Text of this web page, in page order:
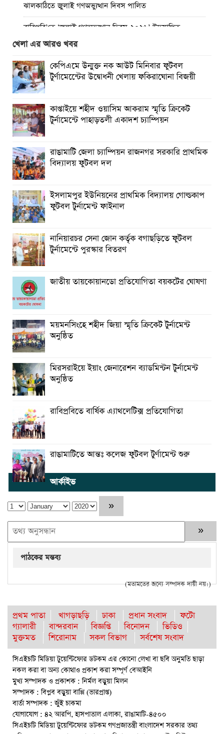
ঝালকাঠিতে জুলাই গণঅভ্যুত্থান দিবস পালিত
রাবিপ্রবি’তে ‘জুলাই গণঅভ্যুত্থান দিবস-২০২৬’ উদযাপিত
প্রত্যেক অপরাধীর বিচার এ দেশেই হবে, সে যত শক্তিশালীই হোক
না কেন”-চট্টগ্রামে জুলাই গণঅভ্যুত্থান দিবসে ব্যারিস্টার মীর হেলাল
গণঅভ্যুত্থানের অর্জন আজ রাজনৈতিক মাফিয়া ও দুর্বৃত্তায়নের
খপ্পরে : আবু হাসান টিপু
রাঙামাটিতে “ফিরে দেখা রক্তঝরা জুলাই-আগস্ট প্রত্যাশা আর প্রাপ্তি
শীর্ষক “কথকতা” অনুষ্ঠান অনুষ্ঠিত
ছুটির রাতে খোলা ভূমি অফিস, ভেতরে তহশিলদার
খেলা এর আরও খবর
কেপিএমে উন্মুক্ত নক আউট মিনিবার ফুটবল
টুর্ণামেন্টেের উদ্বোধনী খেলায় ফকিরাঘোনা বিজয়ী
কাপ্তাইয়ে শহীদ ওয়াসিম আকরাম স্মৃতি ক্রিকেট
টুর্নামেন্টে পাহাড়তলী একাদশ চ্যাম্পিয়ন
রাঙামাটি জেলা চ্যাম্পিয়ন রাজনগর সরকারি প্রাথমিক
বিদ্যালয় ফুটবল দল
ইসলামপুর ইউনিয়নের প্রাথমিক বিদ্যালয় গোল্ডকাপ
ফুটবল টুর্নামেন্ট ফাইনাল
নানিয়ারচর সেনা জোন কর্তৃক বগাছড়িতে ফুটবল
টুর্নামেন্টে পুরস্কার বিতরণ
জাতীয় তায়কোয়ানডো প্রতিযোগিতা বয়কটের ঘোষণা
ময়মনসিংহে শহীদ জিয়া স্মৃতি ক্রিকেট টুর্নামেন্ট
অনুষ্ঠিত
মিরসরাইয়ে ইয়াং জেনারেশন ব্যাডমিন্টন টুর্নামেন্ট
অনুষ্ঠিত
রাবিপ্রবিতে বার্ষিক এ্যাথলেটিক্স প্রতিযোগিতা
রাঙামাটিতে আন্তঃ কলেজ ফুটবল টুর্ণামেন্ট শুরু
আর্কাইভ
পাঠকের মন্তব্য
(মতামতের জন্যে সম্পাদক দায়ী নয়।)
প্রথম পাতা খাগড়াছড়ি ঢাকা প্রধান সংবাদ
ফটো
গ্যালারী
বান্দরবান বিজ্ঞপ্তি বিনোদন
ভিডিও
মুক্তমত
শিরোনাম সকল বিভাগ সর্বশেষ সংবাদ
সিএইচটি মিডিয়া টুয়েন্টিফোর ডটকম এর কোনো লেখা বা ছবি অনুমতি ছাড়া
নকল করা বা অন্য কোথাও প্রকাশ করা সম্পূর্ণ বেআইনি
মুখ্য সম্পাদক ও প্রকাশক : নির্মল বড়ুয়া মিলন
সম্পাদক : বিপ্লব বড়ুয়া বাপ্পি (ভারপ্রাপ্ত)
বার্তা সম্পাদক : জুঁই চাকমা
যোগাযোগ : ৪২ আরপি, হাসপাতাল এলাকা, রাঙামাটি-৪৫০০
সিএইচটি মিডিয়া টুয়েন্টিফোর ডটকম গণপ্রজাতন্ত্রী বাংলাদেশ সরকার তথ্য